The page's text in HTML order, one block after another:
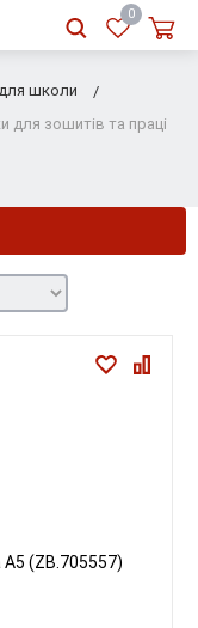
RU
0
школи
для зошитів та праці
А5 (ZB.705557)